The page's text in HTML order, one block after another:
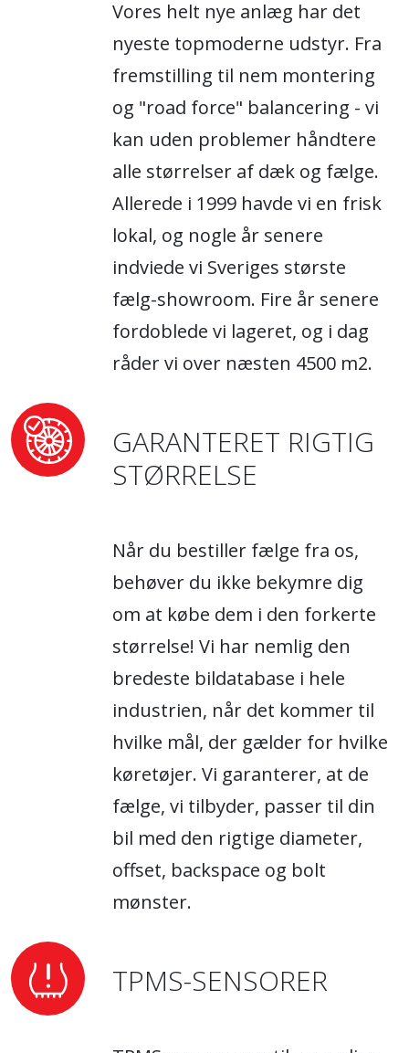
Vores helt nye anlæg har det
nyeste topmoderne udstyr. Fra
fremstilling til nem montering
og "road force" balancering - vi
kan uden problemer håndtere
alle størrelser af dæk og fælge.
Allerede i 1999 havde vi en frisk
lokal, og nogle år senere
indviede vi Sveriges største
fælg-showroom. Fire år senere
fordoblede vi lageret, og i dag
råder vi over næsten 4500 m2.
GARANTERET RIGTIG
STØRRELSE
Når du bestiller fælge fra os,
behøver du ikke bekymre dig
om at købe dem i den forkerte
størrelse! Vi har nemlig den
bredeste bildatabase i hele
industrien, når det kommer til
hvilke mål, der gælder for hvilke
køretøjer. Vi garanterer, at de
fælge, vi tilbyder, passer til din
bil med den rigtige diameter,
offset, backspace og bolt
mønster.
TPMS-SENSORER